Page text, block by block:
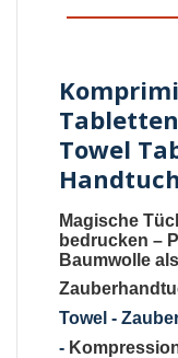
Towel
Magische
bedrucken –
Baumwolle
Towel -
-